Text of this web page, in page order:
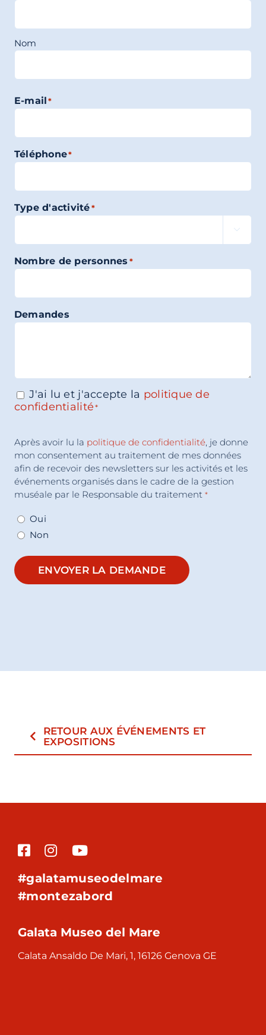
Nom
E-mail *
Téléphone*
Type d'activité*

Nombre de personnes *
Demandes
Consentement *
J'ai lu et j'accepte la politique de
confidentialité*
Consentement*
Après avoir lu la politique de confidentialité, je donne
mon consentement au traitement de mes données
afin de recevoir des newsletters sur les activités et les
événements organisés dans le cadre de la gestion
muséale par le Responsable du traitement *
Oui
Non
ENVOYER LA DEMANDE
RETOUR AUX ÉVÉNEMENTS ET
EXPOSITIONS
#galatamuseodelmare
#montezabord
Galata Museo del Mare
Calata Ansaldo De Mari, 1, 16126 Genova GE